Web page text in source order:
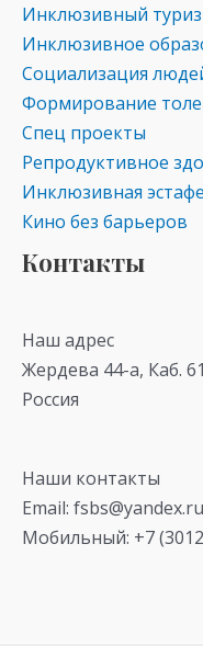
Инклюзивный
Инклюзивное
Социализация
Формирование
Спец проекты
Репродуктивное
Инклюзивная
Кино без барьеров
Контакты
Наш адрес
Жердева 44-а, Каб.
Россия
Наши контакты
Email: fsbs@yandex.ru
Мобильный: +7